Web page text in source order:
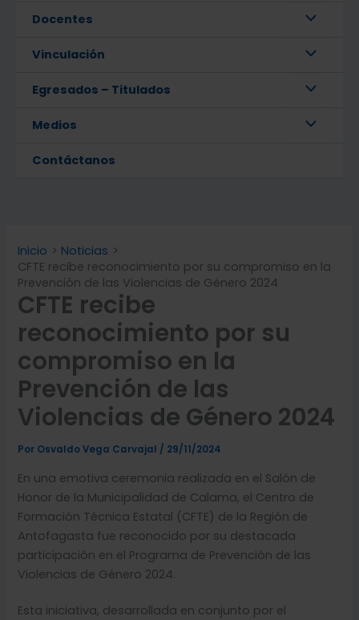
Docentes
Vinculación
Egresados – Titulados
Medios
Contáctanos
Inicio
Noticias
CFTE recibe reconocimiento por su compromiso en la
Prevención de las Violencias de Género 2024
CFTE recibe
reconocimiento por su
compromiso en la
Prevención de las
Violencias de Género 2024
Por Osvaldo Vega Carvajal / 29/11/2024
En una emotiva ceremonia realizada en el Salón de
Honor de la Municipalidad de Calama, el Centro de
Formación Técnica Estatal (CFTE) de la Región de
Antofagasta fue reconocido por su destacada
participación en el Programa de Prevención de las
Violencias de Género 2024.
Esta iniciativa, desarrollada en conjunto por el